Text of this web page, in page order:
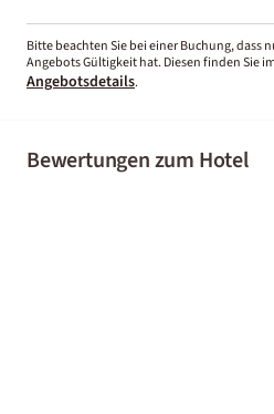
Bitte beachten Sie bei einer Buchung, dass
Angebots Gültigkeit hat. Diesen finden Sie
Angebotsdetails.
Bewertungen zum Hotel